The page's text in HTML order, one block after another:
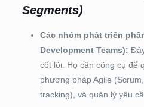
Segments)
Các nhóm phát triển
Development Teams):
cốt lõi. Họ cần công cụ để
phương pháp Agile
tracking), và quản lý yêu